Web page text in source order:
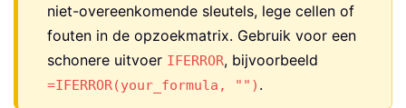
niet-overeenkomende sleutels, lege cellen of
fouten in de opzoekmatrix. Gebruik voor een
schonere uitvoer IFERROR, bijvoorbeeld
=IFERROR(your_formula, "") .